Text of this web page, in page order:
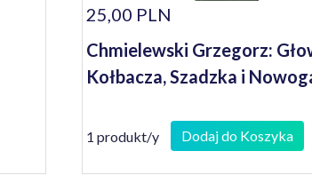
25,00 PLN
Chmielewski Grzegorz:
Kołbacza, Szadzka i
1 produkt/y Dodaj do Koszyka